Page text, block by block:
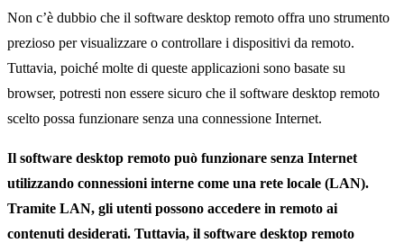
Non c’è dubbio che il software desktop remoto offra uno strumento
prezioso per visualizzare o controllare i dispositivi da remoto.
Tuttavia, poiché molte di queste applicazioni sono basate su
browser, potresti non essere sicuro che il software desktop remoto
scelto possa funzionare senza una connessione Internet.
Il software desktop remoto può funzionare senza Internet
utilizzando connessioni interne come una rete locale (LAN).
Tramite LAN, gli utenti possono accedere in remoto ai
contenuti desiderati. Tuttavia, il software desktop remoto